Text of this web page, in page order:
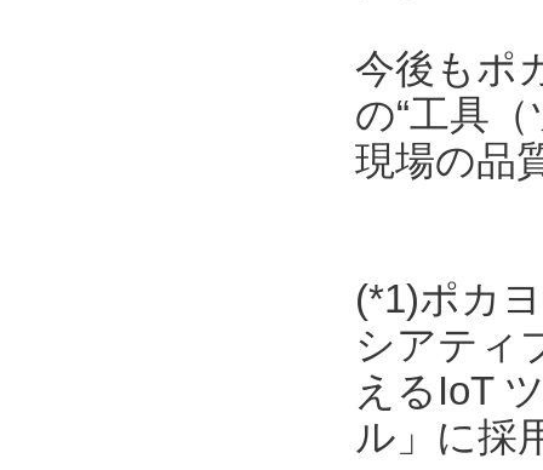
今後もポ
の“工具
現場の品
(*1)ポカ
シアティ
えるIoT
ル」に採